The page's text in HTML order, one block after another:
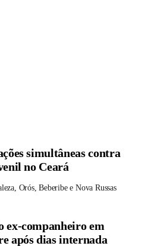
simultâneas contra
no Ceará
Orós, Beberibe e Nova Russas
ex-companheiro em
após dias internada